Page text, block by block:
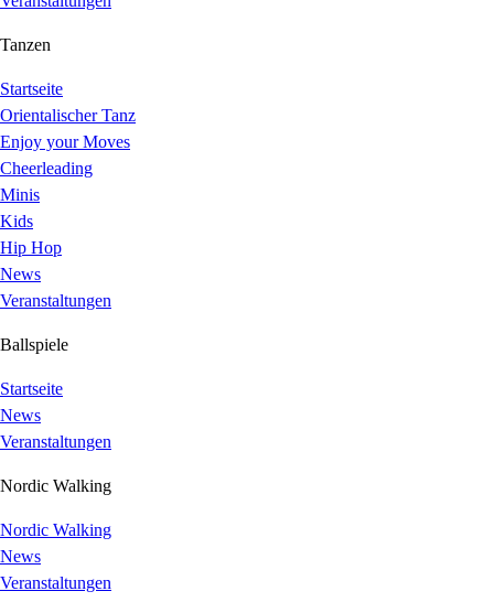
Tanzen
Startseite
Orientalischer Tanz
Enjoy your Moves
Cheerleading
Minis
Kids
Hip Hop
News
Veranstaltungen
Ballspiele
Startseite
News
Veranstaltungen
Nordic Walking
Nordic Walking
News
Veranstaltungen